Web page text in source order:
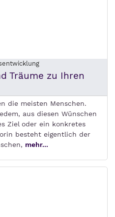
Träume zu Ihren
die meisten Menschen.
aus diesen Wünschen
Ziel oder ein konkretes
besteht eigentlich der
mehr...